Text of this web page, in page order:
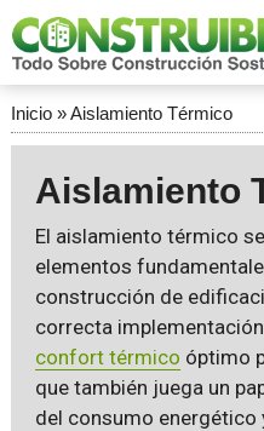
Inicio»Aislamiento Térmico
Aislamiento
El aislamiento térmico
elementos
construcción de
correcta
confort térmico óptimo
que también juega un
del consumo energético